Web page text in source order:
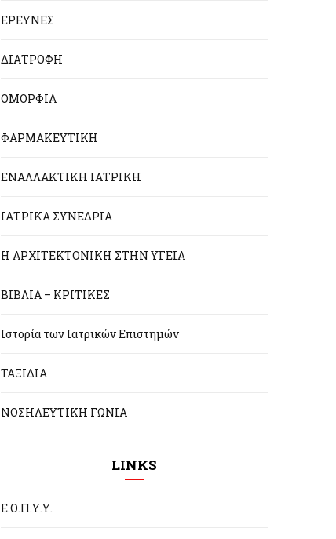
ΕΡΕΥΝΕΣ
ΔΙΑΤΡΟΦΗ
ΟΜΟΡΦΙΑ
ΦΑΡΜΑΚΕΥΤΙΚΗ
ΕΝΑΛΛΑΚΤΙΚΗ ΙΑΤΡΙΚΗ
ΙΑΤΡΙΚΑ ΣΥΝΕΔΡΙΑ
Η ΑΡΧΙΤΕΚΤΟΝΙΚΗ ΣΤΗΝ ΥΓΕΙΑ
ΒΙΒΛΙΑ – ΚΡΙΤΙΚΕΣ
Ιστορία των Ιατρικών Επιστημών
ΤΑΞΙΔΙΑ
ΝΟΣΗΛΕΥΤΙΚΗ ΓΩΝΙΑ
LINKS
Ε.Ο.Π.Υ.Υ.